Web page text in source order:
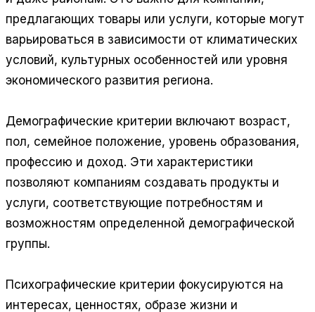
предлагающих товары или услуги, которые могут
варьироваться в зависимости от климатических
условий, культурных особенностей или уровня
экономического развития региона.
Демографические критерии включают возраст,
пол, семейное положение, уровень образования,
профессию и доход. Эти характеристики
позволяют компаниям создавать продукты и
услуги, соответствующие потребностям и
возможностям определенной демографической
группы.
Психографические критерии фокусируются на
интересах, ценностях, образе жизни и